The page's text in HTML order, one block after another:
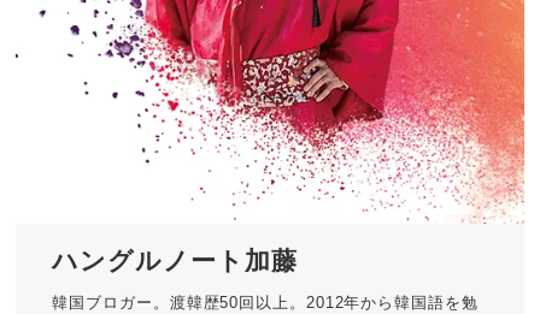
ハングルノート加藤
韓国ブロガー。渡韓歴50回以上。2012年から韓国語を勉